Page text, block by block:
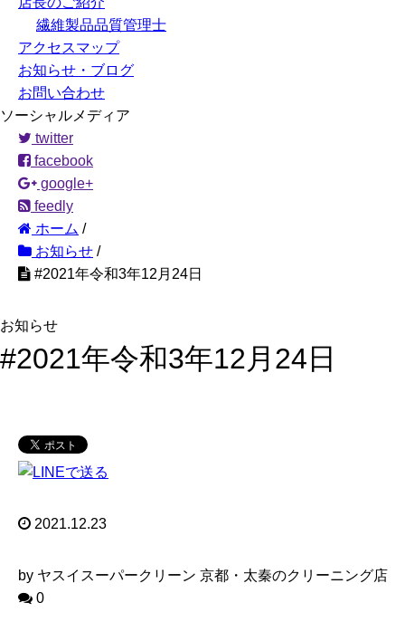
繊維製品品質管理士
アクセスマップ
お知らせ・ブログ
お問い合わせ
ソーシャルメディア
twitter
facebook
google+
feedly
ホーム /
お知らせ /
#2021年令和3年12月24日
お知らせ
#2021年令和3年12月24日
2021.12.23
by ヤスイスーパークリーン 京都・太秦のクリーニング店
0